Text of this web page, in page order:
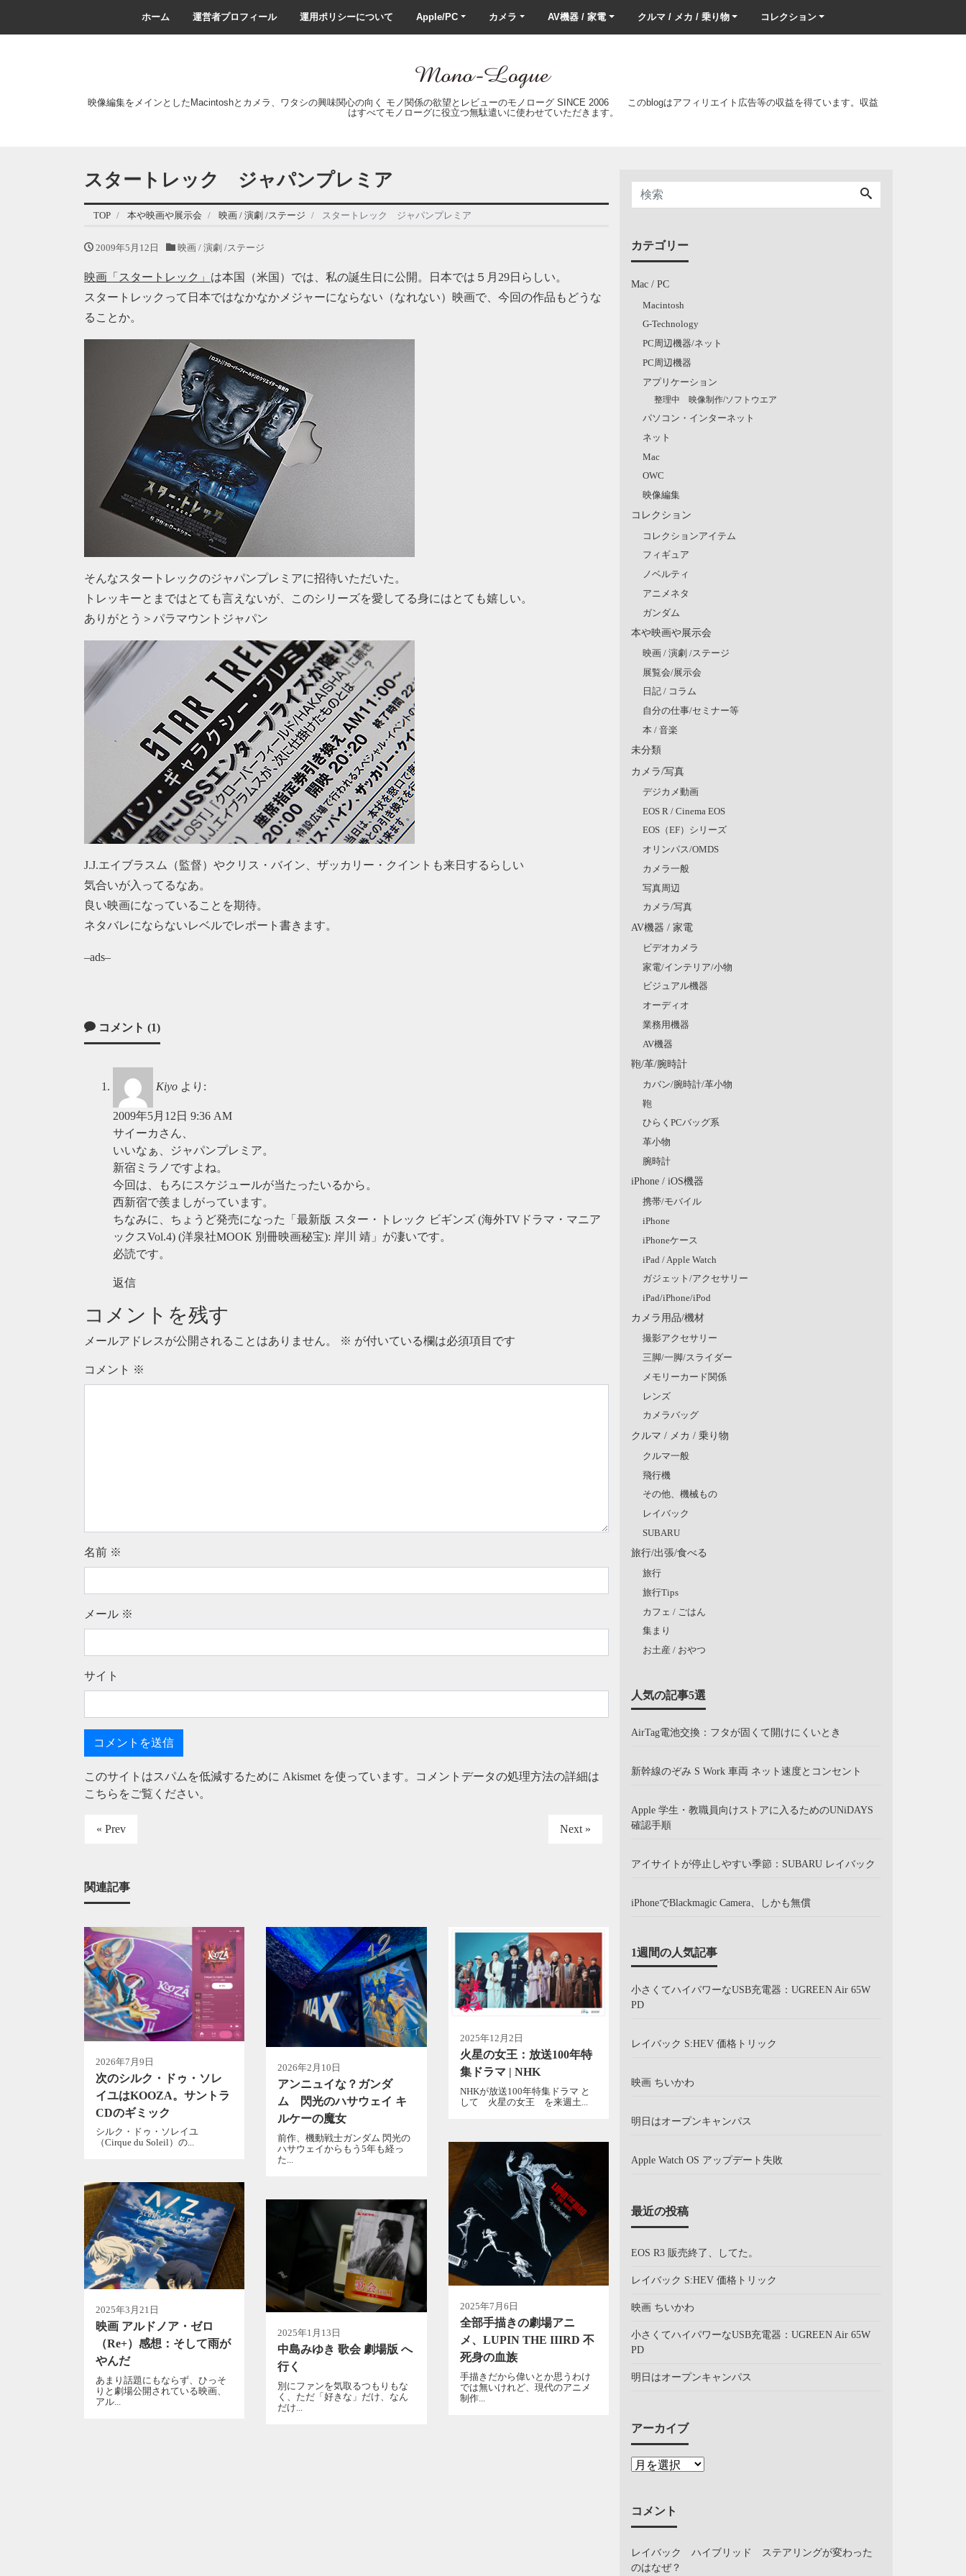
ホーム 運営者プロフィール 運用ポリシーについて Apple/PC カメラ AV機器 / 家電 クルマ / メカ / 乗り物 コレクション
映像編集をメインとしたMacintoshとカメラ、ワタシの興味関心の向く モノ関係の欲望とレビューのモノローグ SINCE 2006 このblogはアフィリエイト広告等の収益を得ています。収益
はすべてモノローグに役立つ無駄遣いに使わせていただきます。
スタートレック ジャパンプレミア
TOP 本や映画や展示会 映画 / 演劇 /ステージ スタートレック ジャパンプレミア
2009年5月12日 映画 / 演劇 /ステージ
映画「スタートレック」 は本国（米国）では、私の誕生日に公開。日本では５月29日らしい。
スタートレックって日本ではなかなかメジャーにならない（なれない）映画で、今回の作品もどうな
ることか。
そんなスタートレックのジャパンプレミアに招待いただいた。
トレッキーとまではとても言えないが、このシリーズを愛してる身にはとても嬉しい。
ありがとう＞パラマウントジャパン
J.J.エイブラスム（監督）やクリス・バイン、ザッカリー・クイントも来日するらしい
気合いが入ってるなあ。
良い映画になっていることを期待。
ネタバレにならないレベルでレポート書きます。
–ads–
コメント (1)
Kiyo より:
2009年5月12日 9:36 AM
サイーカさん、
いいなぁ、ジャパンプレミア。
新宿ミラノですよね。
今回は、もろにスケジュールが当たったいるから。
西新宿で羨ましがっています。
ちなみに、ちょうど発売になった「最新版 スター・トレック ビギンズ (海外TVドラマ・マニア
ックスVol.4) (洋泉社MOOK 別冊映画秘宝): 岸川 靖」が凄いです。
必読です。
返信
コメントを残す
メールアドレスが公開されることはありません。 ※ が付いている欄は必須項目です
コメント ※
名前 ※
メール ※
サイト
このサイトはスパムを低減するために Akismet を使っています。
コメントデータの処理方法の詳細は
こちらをご覧ください。
« Prev Next »
関連記事
2026年7月9日
次のシルク・ドゥ・ソレ
イユはKOOZA。サントラ
CDのギミック
シルク・ドゥ・ソレイユ
（Cirque du Soleil）の...
2026年2月10日
アンニュイな？ガンダ
ム 閃光のハサウェイ キ
ルケーの魔女
前作、機動戦士ガンダム 閃光の
ハサウェイからもう5年も経っ
た...
2025年12月2日
火星の女王：放送100年特
集ドラマ | NHK
NHKが放送100年特集ドラマ と
して 火星の女王 を来週土...
2025年7月6日
全部手描きの劇場アニ
メ、LUPIN THE IIIRD 不
死身の血族
手描きだから偉いとか思うわけ
では無いけれど、現代のアニメ
制作...
2025年3月21日
映画 アルドノア・ゼロ
（Re+）感想：そして雨が
やんだ
あまり話題にもならず、ひっそ
りと劇場公開されている映画、
アル...
2025年1月13日
中島みゆき 歌会 劇場版 へ
行く
別にファンを気取るつもりもな
く、ただ「好きな」だけ、なん
だけ...
カテゴリー
Mac / PC
Macintosh
G-Technology
PC周辺機器/ネット
PC周辺機器
アプリケーション
整理中 映像制作/ソフトウエア
パソコン・インターネット
ネット
Mac
OWC
映像編集
コレクション
コレクションアイテム
フィギュア
ノベルティ
アニメネタ
ガンダム
本や映画や展示会
映画 / 演劇 /ステージ
展覧会/展示会
日記 / コラム
自分の仕事/セミナー等
本 / 音楽
未分類
カメラ/写真
デジカメ動画
EOS R / Cinema EOS
EOS（EF）シリーズ
オリンパス/OMDS
カメラ一般
写真周辺
カメラ/写真
AV機器 / 家電
ビデオカメラ
家電/インテリア/小物
ビジュアル機器
オーディオ
業務用機器
AV機器
鞄/革/腕時計
カバン/腕時計/革小物
鞄
ひらくPCバッグ系
革小物
腕時計
iPhone / iOS機器
携帯/モバイル
iPhone
iPhoneケース
iPad / Apple Watch
ガジェット/アクセサリー
iPad/iPhone/iPod
カメラ用品/機材
撮影アクセサリー
三脚/一脚/スライダー
メモリーカード関係
レンズ
カメラバッグ
クルマ / メカ / 乗り物
クルマ一般
飛行機
その他、機械もの
レイバック
SUBARU
旅行/出張/食べる
旅行
旅行Tips
カフェ / ごはん
集まり
お土産 / おやつ
人気の記事5選
AirTag電池交換：フタが固くて開けにくいとき
新幹線のぞみ S Work 車両 ネット速度とコンセント
Apple 学生・教職員向けストアに入るためのUNiDAYS
確認手順
アイサイトが停止しやすい季節：SUBARU レイバック
iPhoneでBlackmagic Camera、しかも無償
1週間の人気記事
小さくてハイパワーなUSB充電器：UGREEN Air 65W
PD
レイバック S:HEV 価格トリック
映画 ちいかわ
明日はオープンキャンパス
Apple Watch OS アップデート失敗
最近の投稿
EOS R3 販売終了、してた。
レイバック S:HEV 価格トリック
映画 ちいかわ
小さくてハイパワーなUSB充電器：UGREEN Air 65W
PD
明日はオープンキャンパス
アーカイブ
コメント
レイバック ハイブリッド ステアリングが変わった
のはなぜ？